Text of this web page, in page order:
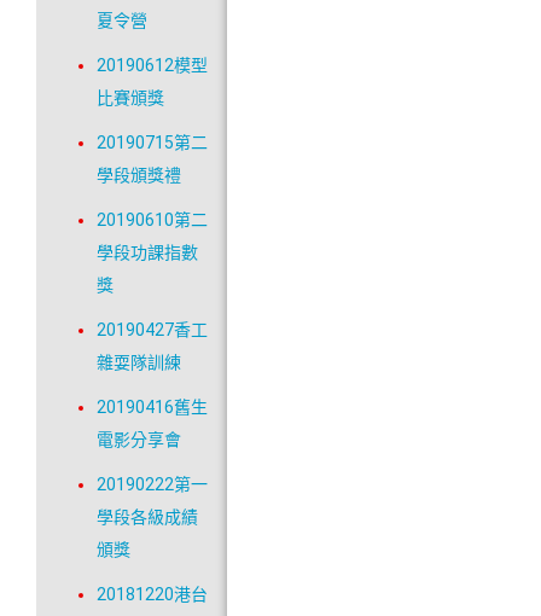
夏令營
20190612模型
比賽頒獎
20190715第二
學段頒獎禮
20190610第二
學段功課指數
獎
20190427香工
雜耍隊訓練
20190416舊生
電影分享會
20190222第一
學段各級成績
頒獎
20181220港台